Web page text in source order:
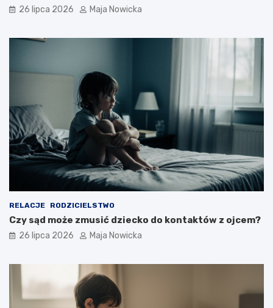
26 lipca 2026 Maja Nowicka
RELACJE RODZICIELSTWO
Czy sąd może zmusić dziecko do kontaktów z ojcem?
26 lipca 2026 Maja Nowicka